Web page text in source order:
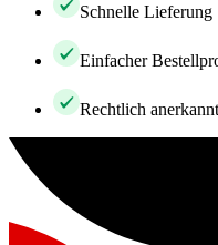
Schnelle Lieferung
Einfacher
Rechtlich anerkannt